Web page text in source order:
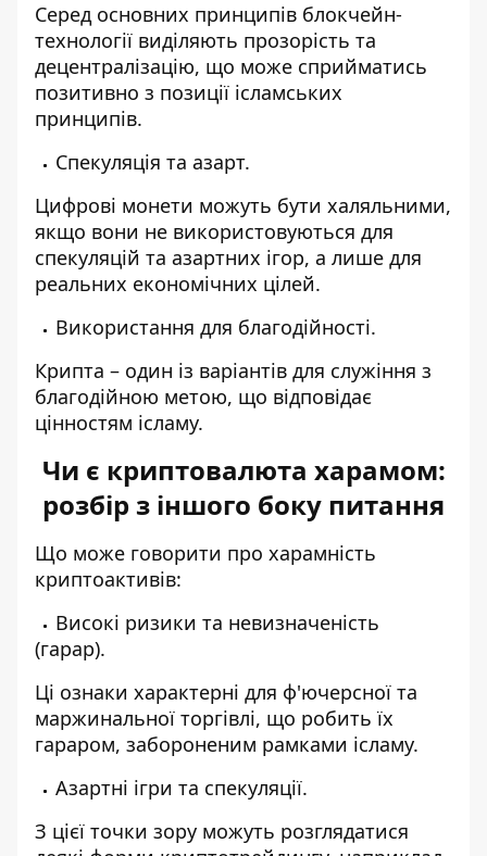
Серед основних принципів блокчейн-
технології виділяють прозорість та
децентралізацію, що може сприйматись
позитивно з позиції ісламських
принципів.
Спекуляція та азарт.
Цифрові монети можуть бути халяльними,
якщо вони не використовуються для
спекуляцій та азартних ігор, а лише для
реальних економічних цілей.
Використання для благодійності.
Крипта – один із варіантів для служіння з
благодійною метою, що відповідає
цінностям ісламу.
Чи є криптовалюта харамом:
розбір з іншого боку питання
Що може говорити про харамність
криптоактивів:
Високі ризики та невизначеність
(гарар).
Ці ознаки характерні для ф'ючерсної та
маржинальної торгівлі, що робить їх
гараром, забороненим рамками ісламу.
Азартні ігри та спекуляції.
З цієї точки зору можуть розглядатися